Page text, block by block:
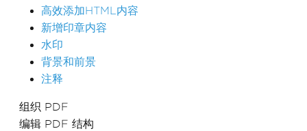
高效添加HTML内容
新增印章内容
水印
背景和前景
注释
组织 PDF
编辑 PDF 结构